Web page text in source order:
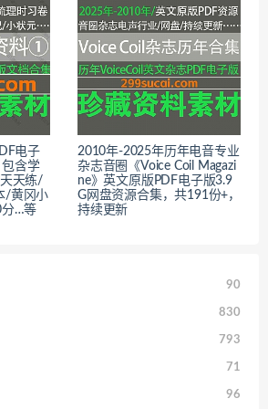
电子
含学
天练/
/黄冈小
分…等
2010年-2025年历年电音专业
杂志音圈《Voice Coil Magazi
ne》英文原版PDF电子版3.9
G网盘资源合集，共191份+，
持续更新
90
830
793
71
96